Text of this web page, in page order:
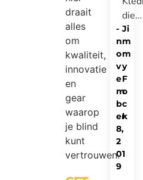
draait
alles
om
kwaliteit,
innovatie
en
gear
waarop
je blind
kunt
vertrouwen.
die…
Ji
m
m
y
F
o
c
k
-
n
o
v
e
m
b
er
8,
2
01
9